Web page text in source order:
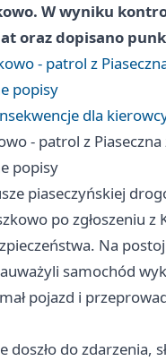
W wyniku
oraz dopisano
- patrol z
popisy
dla
- patrol z Piaseczna
popisy
piaseczyńskiej
po zgłoszeniu z
Na
samochód
pojazd i
doszło do zdarzenia,